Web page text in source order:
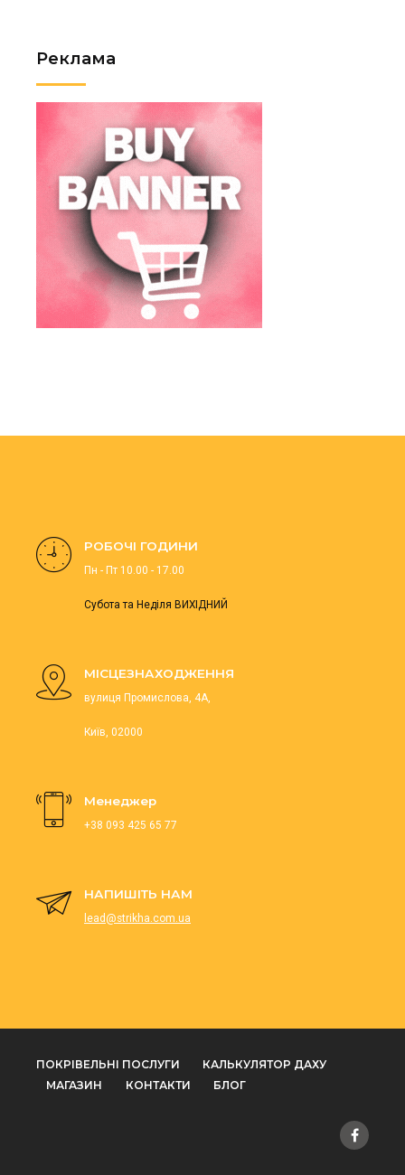
Реклама
РОБОЧІ ГОДИНИ
Пн - Пт 10.00 - 17.00
Субота та Неділя ВИХІДНИЙ
МІСЦЕЗНАХОДЖЕННЯ
вулиця Промислова, 4А,
Київ, 02000
Менеджер
+38 093 425 65 77
НАПИШІТЬ НАМ
lead@strikha.com.ua
ПОКРІВЕЛЬНІ ПОСЛУГИ
КАЛЬКУЛЯТОР ДАХУ
МАГАЗИН
КОНТАКТИ БЛОГ